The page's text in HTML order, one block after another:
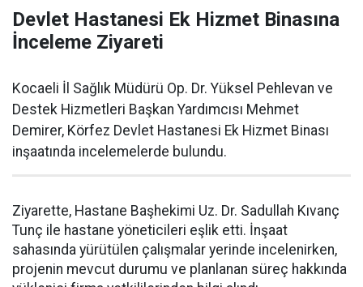
Devlet Hastanesi Ek Hizmet Binasına
İnceleme Ziyareti
Kocaeli İl Sağlık Müdürü Op. Dr. Yüksel Pehlevan ve
Destek Hizmetleri Başkan Yardımcısı Mehmet
Demirer, Körfez Devlet Hastanesi Ek Hizmet Binası
inşaatında incelemelerde bulundu.
Ziyarette, Hastane Başhekimi Uz. Dr. Sadullah Kıvanç
Tunç ile hastane yöneticileri eşlik etti. İnşaat
sahasında yürütülen çalışmalar yerinde incelenirken,
projenin mevcut durumu ve planlanan süreç hakkında